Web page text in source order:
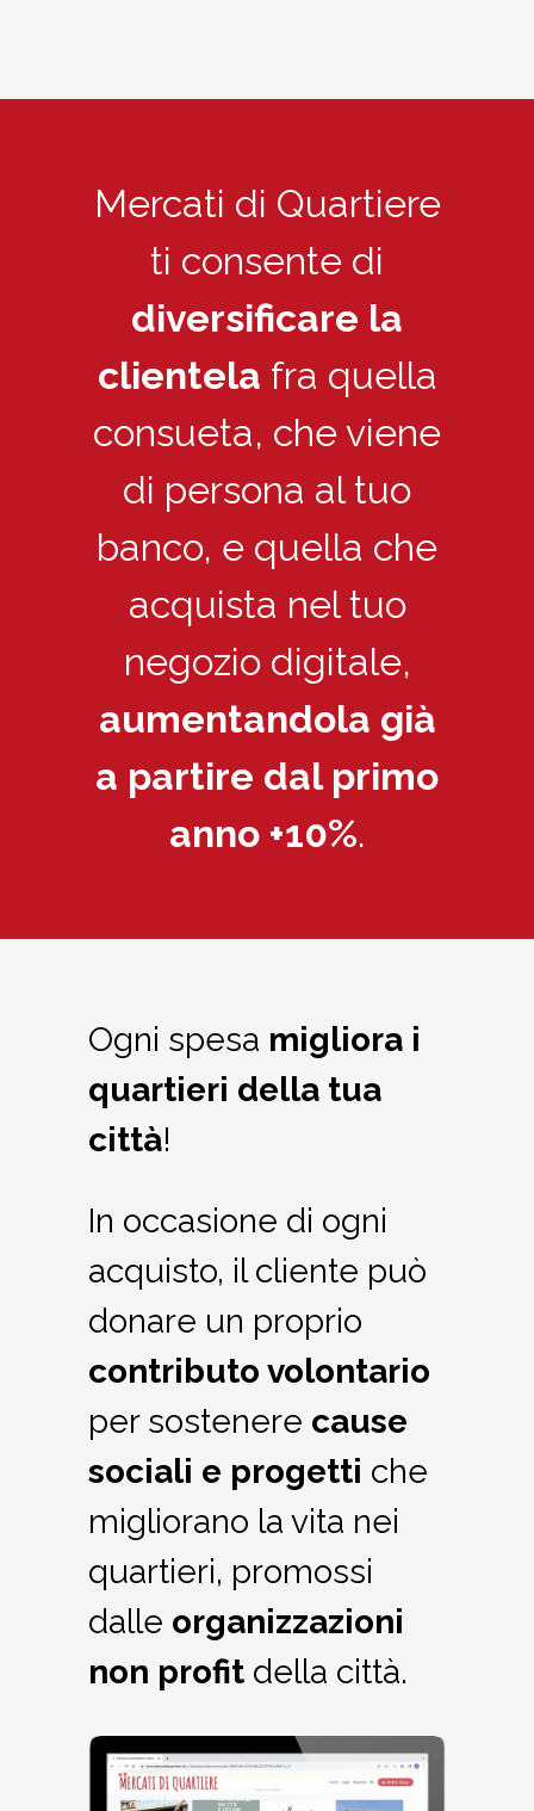
Mercati di Quartiere
ti consente di
diversificare la
clientela fra quella
consueta, che viene
di persona al tuo
banco, e quella che
acquista nel tuo
negozio digitale,
aumentandola già
a partire dal primo
anno +10%.
Ogni spesa migliora i
quartieri della tua
città!
In occasione di ogni
acquisto, il cliente può
donare un proprio
contributo volontario
per sostenere cause
sociali e progetti che
migliorano la vita nei
quartieri, promossi
dalle organizzazioni
non profit della città.